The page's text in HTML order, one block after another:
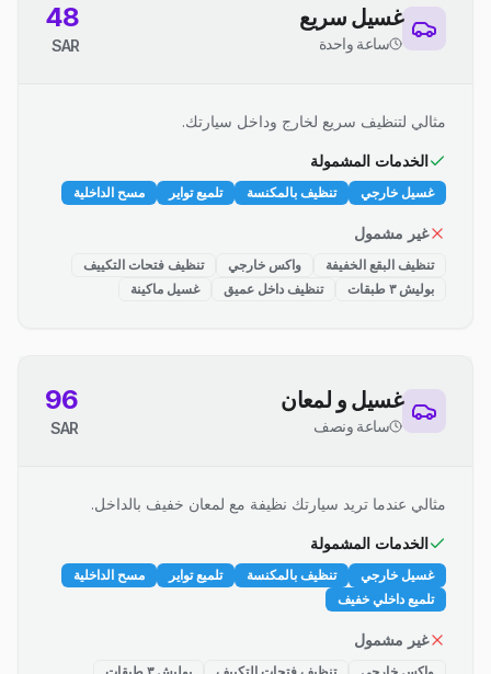
غسيل سريع
ساعة واحدة
48
SAR
مثالي لتنظيف سريع لخارج وداخل سيارتك.
الخدمات المشمولة
غسيل خارجي تنظيف بالمكنسة تلميع تواير مسح الداخلية
غير مشمول
تنظيف البقع الخفيفة واكس خارجي
تنظيف فتحات التكييف
بوليش ٣ طبقات
تنظيف داخل عميق غسيل ماكينة
غسيل و لمعان
ساعة ونصف
96
SAR
مثالي عندما تريد سيارتك نظيفة مع لمعان خفيف بالداخل.
الخدمات المشمولة
غسيل خارجي تنظيف بالمكنسة تلميع تواير
مسح الداخلية
تلميع داخلي خفيف
غير مشمول